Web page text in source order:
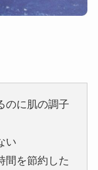
のに肌の調子
い
間を節約した